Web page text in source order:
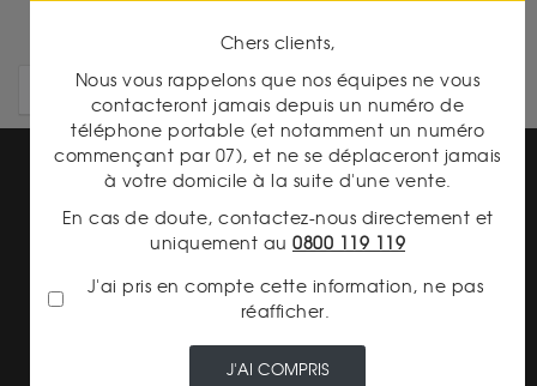
ARTICLES PLUS ANCIENS
PAIEMENT SECURISÉ
Chers clients,
Nous vous rappelons que nos équipes ne vous
contacteront jamais depuis un numéro de
téléphone portable (et notamment un numéro
commençant par 07), et ne se déplaceront jamais
à votre domicile à la suite d'une vente.
En cas de doute, contactez-nous directement et
uniquement au 0800 119 119
J'ai pris en compte cette information, ne pas
réafficher.
J'AI COMPRIS